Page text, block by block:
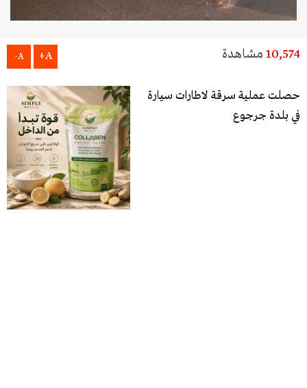
10,574 مشاهدة A+
A-
حصلت عملية سرقة لاطارات سيارة
في بلدة جرجوع